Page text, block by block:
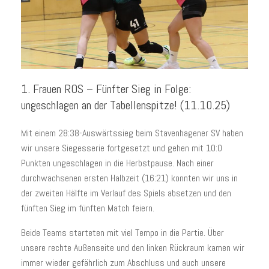
1. Frauen ROS – Fünfter Sieg in Folge:
ungeschlagen an der Tabellenspitze! (11.10.25)
Mit einem 28:38-Auswärtssieg beim Stavenhagener SV haben
wir unsere Siegesserie fortgesetzt und gehen mit 10:0
Punkten ungeschlagen in die Herbstpause. Nach einer
durchwachsenen ersten Halbzeit (16:21) konnten wir uns in
der zweiten Hälfte im Verlauf des Spiels absetzen und den
fünften Sieg im fünften Match feiern.
Beide Teams starteten mit viel Tempo in die Partie. Über
unsere rechte Außenseite und den linken Rückraum kamen wir
immer wieder gefährlich zum Abschluss und auch unsere